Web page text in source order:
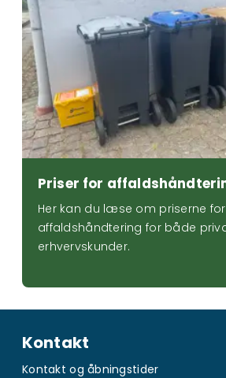
Priser for
Her kan du læse om priserne for
affaldshåndtering for både
erhvervskunder.
Kontakt
Kontakt og åbningstider